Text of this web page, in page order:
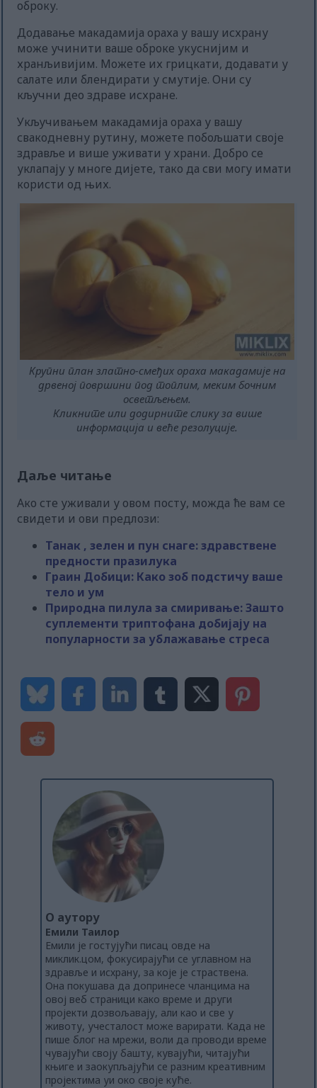
оброку.
Додавање макадамија ораха у вашу исхрану
може учинити ваше оброке укуснијим и
хранљивијим. Можете их грицкати, додавати у
салате или блендирати у смутије. Они су
кључни део здраве исхране.
Укључивањем макадамија ораха у вашу
свакодневну рутину, можете побољшати своје
здравље и више уживати у храни. Добро се
уклапају у многе дијете, тако да сви могу имати
користи од њих.
Крупни план златно-смеђих ораха макадамије на
дрвеној површини под топлим, меким бочним
осветљењем.
Кликните или додирните слику за више
информација и веће резолуције.
Даље читање
Ако сте уживали у овом посту, можда ће вам се
свидети и ови предлози:
Танак , зелен и пун снаге: здравствене
предности празилука
Граин Добици: Како зоб подстичу ваше
тело и ум
Природна пилула за смиривање: Зашто
суплементи триптофана добијају на
популарности за ублажавање стреса
О аутору
Емили Таилор
Емили је гостујући писац овде на
миклик.цом, фокусирајући се углавном на
здравље и исхрану, за које је страствена.
Она покушава да допринесе чланцима на
овој веб страници како време и други
пројекти дозвољавају, али као и све у
животу, учесталост може варирати. Када не
пише блог на мрежи, воли да проводи време
чувајући своју башту, кувајући, читајући
књиге и заокупљајући се разним креативним
пројектима уи око своје куће.